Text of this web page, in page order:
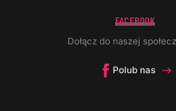
FACEBOOK
Dołącz do naszej
Polub nas